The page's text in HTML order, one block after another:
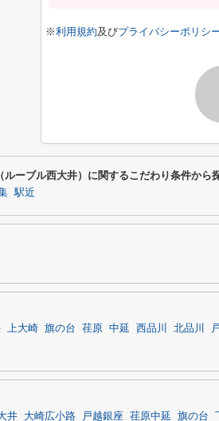
※利用規約及びプライバシーポリシ
ルーブル西大井）に関するこだわり条件から
駅近
上大崎 旗の台 荏原 中延 西品川 北品川
井 大崎広小路 戸越銀座 荏原中延 旗の台